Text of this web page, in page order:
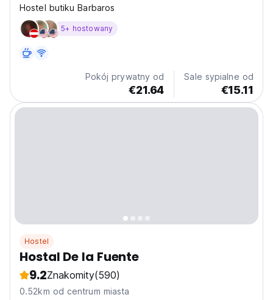
Hostel butiku Barbaros
5+ hostowany
Pokój prywatny od
€21.64
Sale sypialne od
€15.11
Hostel
Hostal De la Fuente
9.2Znakomity(590)
0.52km od centrum miasta